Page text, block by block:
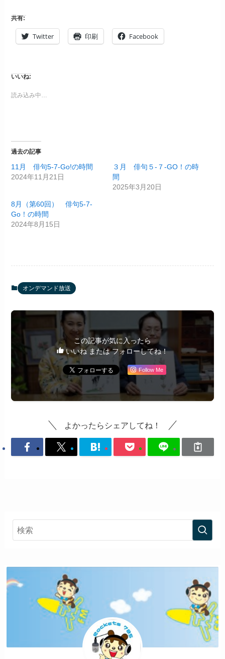
共有:
Twitter 印刷 Facebook
いいね:
読み込み中…
過去の記事
11月 俳句5-7-Go!の時間
2024年11月21日
３月 俳句５-７-GO！の時
間
2025年3月20日
8月（第60回） 俳句5-7-
Go！の時間
2024年8月15日
オンデマンド放送
この記事が気に入ったら
いいね または フォローしてね！
Follow Me
よかったらシェアしてね！